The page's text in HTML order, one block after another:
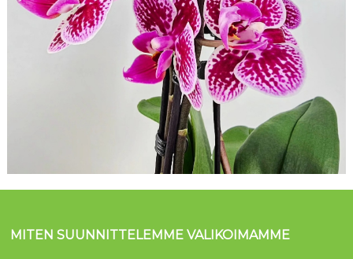
MITEN SUUNNITTELEMME VALIKOIMAMME